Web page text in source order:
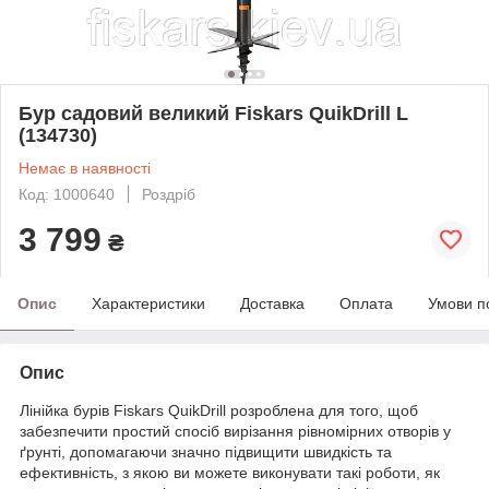
Бур садовий великий Fiskars QuikDrill L
(134730)
Немає в наявності
Код: 1000640
Роздріб
3 799 ₴
Опис Характеристики Доставка Оплата Умови
Опис
Лінійка бурів Fiskars QuikDrill розроблена для того, щоб
забезпечити простий спосіб вирізання рівномірних отворів у
ґрунті, допомагаючи значно підвищити швидкість та
ефективність, з якою ви можете виконувати такі роботи, як